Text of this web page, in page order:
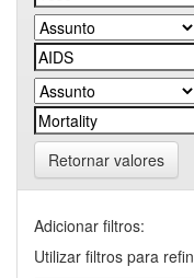
Retornar valores
Adicionar filtros:
Utilizar filtros para